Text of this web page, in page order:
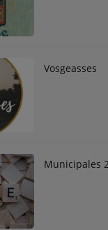
Vosgeasses
Municipales